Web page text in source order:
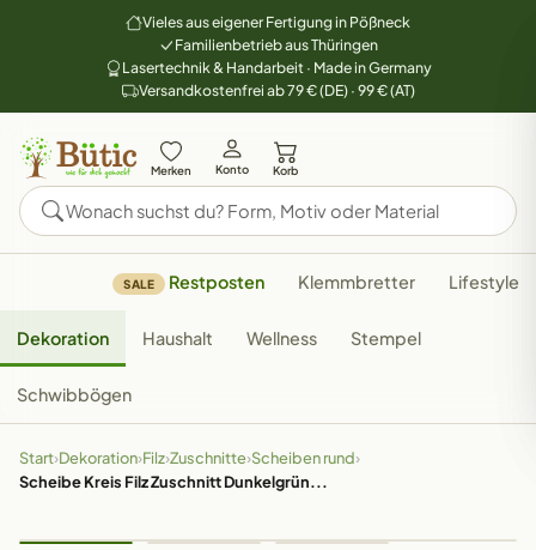
Vieles aus eigener Fertigung in Pößneck
Familienbetrieb aus Thüringen
Lasertechnik & Handarbeit · Made in Germany
Versandkostenfrei ab 79 € (DE) · 99 € (AT)
Merken Konto Korb
SALE Restposten Klemmbretter Lifestyle
Dekoration Haushalt Wellness Stempel
Schwibbögen
Start›Dekoration›Filz›Zuschnitte›Scheiben rund›
Scheibe Kreis Filz Zuschnitt Dunkelgrün...